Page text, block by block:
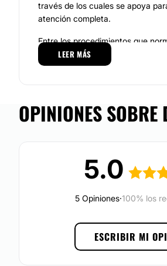
través de los cuales se apoya
atención completa.
Entre los procedimientos que
porcelana, prótesis, implantes
procedimientos estéticos como
manifieste en consulta. En cada
necesario para la realización.
Cristina G. Lazarte
y
personalizada en la Provincia de
forma personalizada y enfocada
Posibilidad de videoconsulta:
LEER MÁS
OPINIONES
5.0
5 Opiniones·100% los
ESCRIBIR MI